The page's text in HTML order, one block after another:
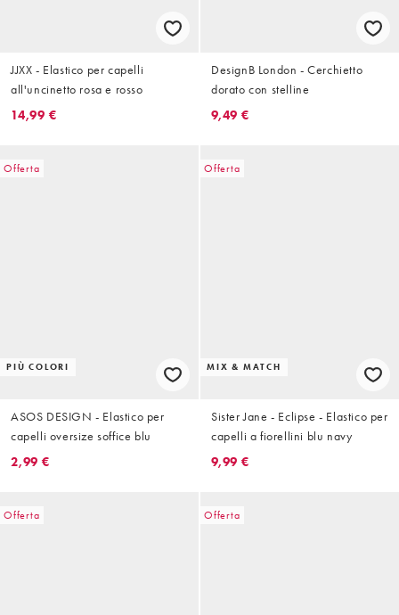
JJXX - Elastico per capelli
all'uncinetto rosa e rosso
14,99 €
DesignB London - Cerchietto
dorato con stelline
9,49 €
Offerta
PIÙ COLORI
ASOS DESIGN - Elastico per
capelli oversize soffice blu
2,99 €
Offerta
MIX & MATCH
Sister Jane - Eclipse - Elastico per
capelli a fiorellini blu navy
9,99 €
Offerta Offerta